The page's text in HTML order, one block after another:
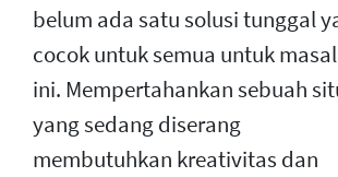
belum ada satu solusi tunggal
cocok untuk semua untuk
ini. Mempertahankan sebuah
yang sedang diserang
membutuhkan kreativitas dan